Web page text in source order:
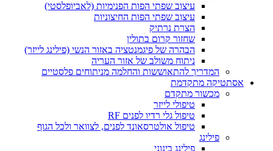
עיצוב שפתי הפות הפנימיות (לאביופלסטי)
עיצוב שפתי הפות החיצוניות
הצרת נרתיק
שחזור קרום בתולין
הבהרה של פיגמנטציה באזור הנשי (פילינג לייזר)
ניתוח משולב של אזור העריה
המדריך להתאוששות והחלמה מניתוחים פלסטיים
מתקדמת
מכשור מתקדם
טיפול גלי רדיו לפנים RF
טיפול אולטרסאונד לפנים, לצוואר ולכל הגוף